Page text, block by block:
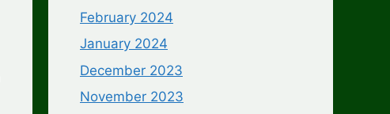
February 2024
January 2024
December 2023
November 2023